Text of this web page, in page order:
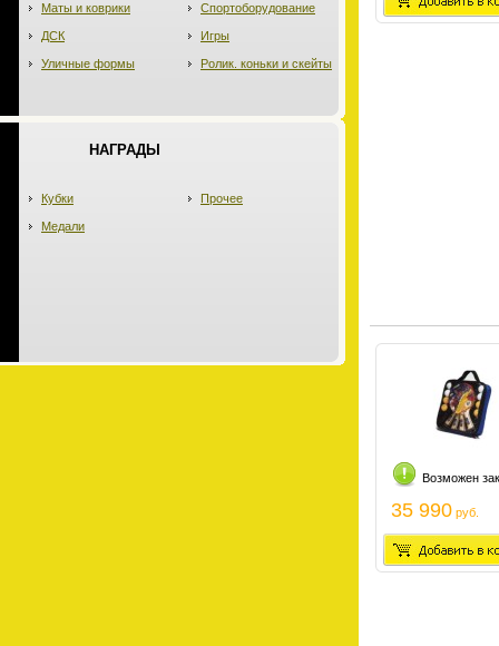
Маты и коврики
ДСК
Уличные формы
Спортоборудование
Игры
Ролик. коньки и скейты
НАГРАДЫ
Кубки
Медали
Прочее
Возможен
35 990 руб.